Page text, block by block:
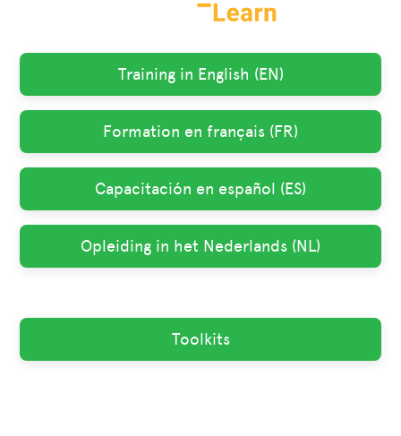
Training in English (EN)
Formation en français (FR)
Capacitación en español (ES)
Opleiding in het Nederlands (NL)
Toolkits